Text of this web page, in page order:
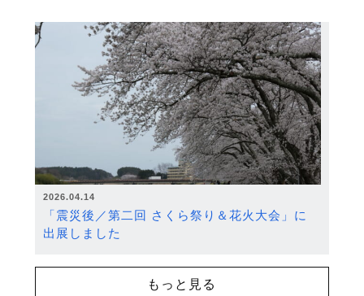
2026.04.14
「震災後／第二回 さくら祭り＆花火大会」に
出展しました
もっと見る